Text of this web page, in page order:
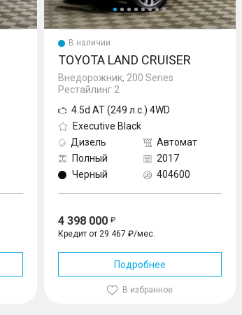
В наличии
TOYOTA LAND CRUISER
Внедорожник, 200 Series
Рестайлинг 2
4.5d AT (249 л.с.) 4WD
Executive Black
Дизель
Автомат
Полный
2017
Черный
404600
4 398 000
Кредит от 29 467 ₽/мес.
Подробнее
В избранное